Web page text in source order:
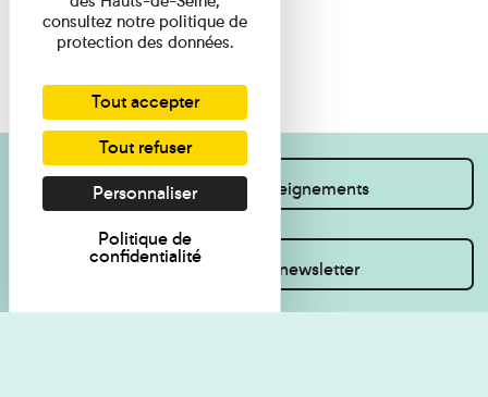
Je souhaite des renseignements
Inscrivez-vous à la newsletter
consultez notre politique de
protection des données.
Tout accepter
Tout refuser
Personnaliser
Politique de
confidentialité